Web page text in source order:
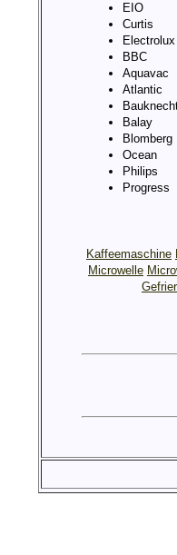
EIO
Curtis
Electrolux
BBC
Aquavac
Atlantic
Balay
Blomberg
Ocean
Philips
Progress
Kaffeemaschine
Microwelle